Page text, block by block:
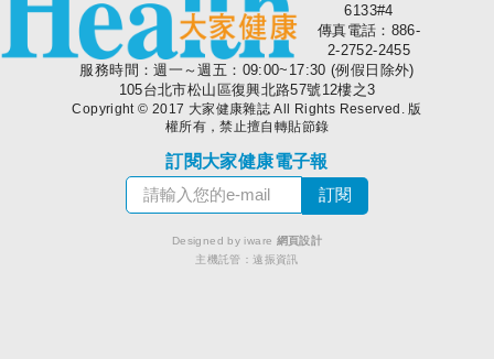
6133#4
傳真電話：886-
2-2752-2455
服務時間：週一～週五：09:00~17:30 (例假日除外)
105台北市松山區復興北路57號12樓之3
Copyright © 2017 大家健康雜誌 All Rights Reserved. 版
權所有，禁止擅自轉貼節錄
訂閱大家健康電子報
Designed by iware 網頁設計
主機託管：遠振資訊